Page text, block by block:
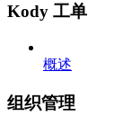
Kody 工单
概述
组织管理